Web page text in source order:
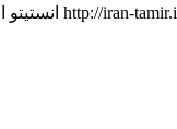
http://iran-